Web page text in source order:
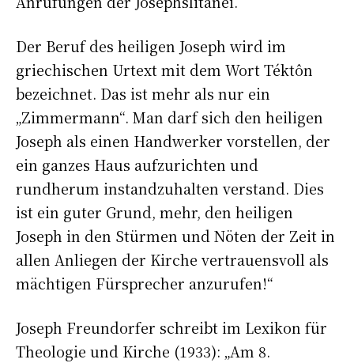
Der Beruf des heiligen Joseph wird im
griechischen Urtext mit dem Wort Téktôn
bezeichnet. Das ist mehr als nur ein
„Zimmermann“. Man darf sich den heiligen
Joseph als einen Handwerker vorstellen, der
ein ganzes Haus aufzurichten und
rundherum instandzuhalten verstand. Dies
ist ein guter Grund, mehr, den heiligen
Joseph in den Stürmen und Nöten der Zeit in
allen Anliegen der Kirche vertrauensvoll als
mächtigen Fürsprecher anzurufen!“
Joseph Freundorfer schreibt im Lexikon für
Theologie und Kirche (1933): „Am 8.